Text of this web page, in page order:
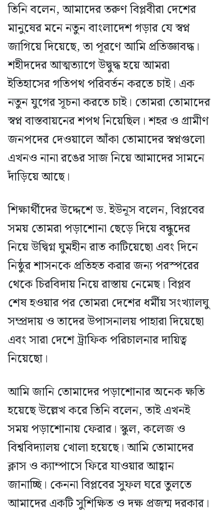
তিনি বলেন, আমাদের তরুণ বিপ্লবীরা দেশের
মানুষের মনে নতুন বাংলাদেশ গড়ার যে স্বপ্ন
জাগিয়ে দিয়েছে, তা পূরণে আমি প্রতিজ্ঞাবদ্ধ।
শহীদদের আত্মত্যাগে উদ্বুদ্ধ হয়ে আমরা
ইতিহাসের গতিপথ পরিবর্তন করতে চাই। এক
নতুন যুগের সূচনা করতে চাই। তোমরা তোমাদের
স্বপ্ন বাস্তবায়নের শপথ নিয়েছিল। শহর ও গ্রামীণ
জনপদের দেওয়ালে আঁকা তোমাদের স্বপ্নগুলো
এখনও নানা রঙের সাজ নিয়ে আমাদের সামনে
দাঁড়িয়ে আছে।
শিক্ষার্থীদের উদ্দেশে ড. ইউনূস বলেন, বিপ্লবের
সময় তোমরা পড়াশোনা ছেড়ে দিয়ে বন্ধুদের
নিয়ে উদ্বিগ্ন ঘুমহীন রাত কাটিয়েছো এবং দিনে
নিষ্ঠুর শাসনকে প্রতিহত করার জন্য পরস্পরের
থেকে চিরবিদায় নিয়ে রাস্তায় নেমেছ। বিপ্লব
শেষ হওয়ার পর তোমরা দেশের ধর্মীয় সংখ্যালঘু
সম্প্রদায় ও তাদের উপাসনালয় পাহারা দিয়েছো
এবং সারা দেশে ট্রাফিক পরিচালনার দায়িত্ব
নিয়েছো।
আমি জানি তোমাদের পড়াশোনার অনেক ক্ষতি
হয়েছে উল্লেখ করে তিনি বলেন, তাই এখনই
সময় পড়াশোনায় ফেরার। স্কুল, কলেজ ও
বিশ্ববিদ্যালয় খোলা হয়েছে। আমি তোমাদের
ক্লাস ও ক্যাম্পাসে ফিরে যাওয়ার আহ্বান
জানাচ্ছি। কেননা বিপ্লবের সুফল ঘরে তুলতে
আমাদের একটি সুশিক্ষিত ও দক্ষ প্রজন্ম দরকার।